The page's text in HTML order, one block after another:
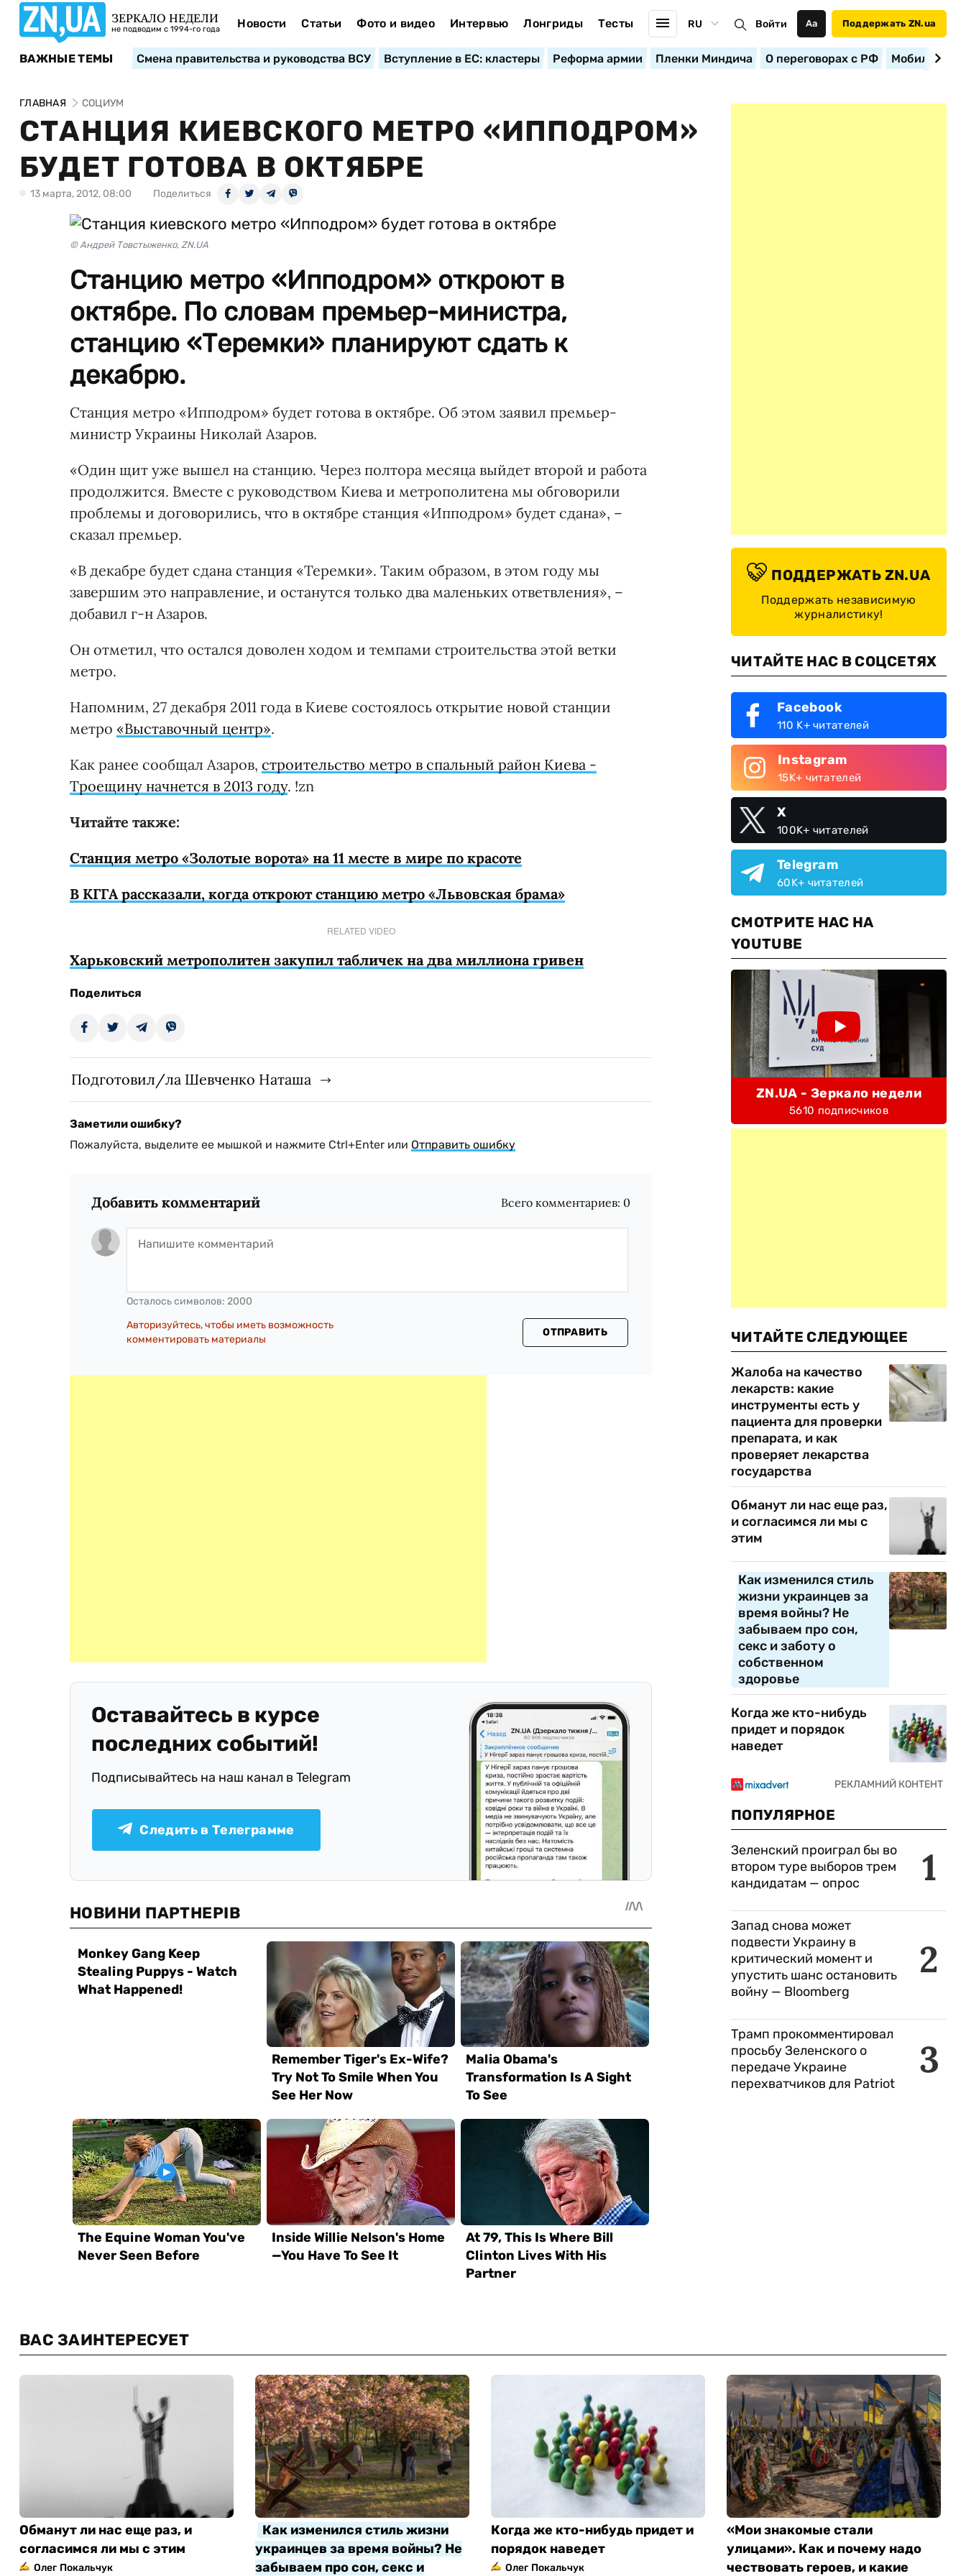
ЗЕРКАЛО НЕДЕЛИ
не подводим с 1994-го года Новости Статьи Фото и видео Интервью Лонгриды Тесты RU Войти Аа Поддержать ZN.ua
ВАЖНЫЕ ТЕМЫ Смена правительства и руководства ВСУ Вступление в ЕС: кластеры Реформа армии Пленки Миндича О переговорах с РФ
ГЛАВНАЯ СОЦИУМ
СТАНЦИЯ КИЕВСКОГО МЕТРО «ИППОДРОМ»
БУДЕТ ГОТОВА В ОКТЯБРЕ
13 марта, 2012, 08:00 Поделиться
© Андрей Товстыженко, ZN.UA
Станцию метро «Ипподром» откроют в
октябре. По словам премьер-министра,
станцию «Теремки» планируют сдать к
декабрю.
Станция метро «Ипподром» будет готова в октябре. Об этом заявил премьер-
министр Украины Николай Азаров.
«Один щит уже вышел на станцию. Через полтора месяца выйдет второй и работа
продолжится. Вместе с руководством Киева и метрополитена мы обговорили
проблемы и договорились, что в октябре станция «Ипподром» будет сдана», –
сказал премьер.
«В декабре будет сдана станция «Теремки». Таким образом, в этом году мы
завершим это направление, и останутся только два маленьких ответвления», –
добавил г-н Азаров.
Он отметил, что остался доволен ходом и темпами строительства этой ветки
метро.
Напомним, 27 декабря 2011 года в Киеве состоялось открытие новой станции
метро «Выставочный центр».
Как ранее сообщал Азаров, строительство метро в спальный район Киева -
Троещину начнется в 2013 году. !zn
Читайте также:
Станция метро «Золотые ворота» на 11 месте в мире по красоте
В КГГА рассказали, когда откроют станцию метро «Львовская брама»
RELATED VIDEO
Харьковский метрополитен закупил табличек на два миллиона гривен
Поделиться
Подготовил/ла Шевченко Наташа
Заметили ошибку?
Пожалуйста, выделите ее мышкой и нажмите Ctrl+Enter или Отправить ошибку
Добавить комментарий Всего комментариев: 0
Осталось символов: 2000
Авторизуйтесь, чтобы иметь возможность
комментировать материалы
ОТПРАВИТЬ
Оставайтесь в курсе
последних событий!
Подписывайтесь на наш канал в Telegram
Следить в Телеграмме
ПОДДЕРЖАТЬ ZN.UA
Поддержать независимую
журналистику!
ЧИТАЙТЕ НАС В СОЦСЕТЯХ
Facebook
110 K+ читателей
Instagram
15K+ читателей
X
100K+ читателей
Telegram
60K+ читателей
СМОТРИТЕ НАС НА
YOUTUBE
ZN.UA - Зеркало недели
5610 подписчиков
ЧИТАЙТЕ СЛЕДУЮЩЕЕ
Жалоба на качество
лекарств: какие
инструменты есть у
пациента для проверки
препарата, и как
проверяет лекарства
государства
Обманут ли нас еще раз,
и согласимся ли мы с
этим
Как изменился стиль
жизни украинцев за
время войны? Не
забываем про сон,
секс и заботу о
собственном
здоровье
Когда же кто-нибудь
придет и порядок
наведет
ПОПУЛЯРНОЕ
1
Зеленский проиграл бы во
втором туре выборов трем
кандидатам — опрос
2
Запад снова может
подвести Украину в
критический момент и
упустить шанс остановить
войну — Bloomberg
3
Трамп прокомментировал
просьбу Зеленского о
передаче Украине
перехватчиков для Patriot
ВАС ЗАИНТЕРЕСУЕТ
Обманут ли нас еще раз, и
согласимся ли мы с этим
Олег Покальчук
Как изменился стиль жизни
украинцев за время войны? Не
забываем про сон, секс и
Когда же кто-нибудь придет и
порядок наведет
Олег Покальчук
«Мои знакомые стали
улицами». Как и почему надо
чествовать героев, и какие